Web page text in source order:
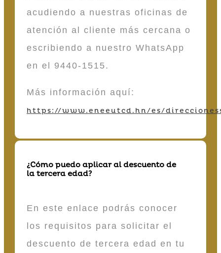
acudiendo a nuestras oficinas de
atención al cliente más cercana o
escribiendo a nuestro WhatsApp
en el 9440-1515.
Más información aquí:
https://www.eneeutcd.hn/es/
¿Cómo puedo aplicar al descuento de
la tercera edad?
En este enlace podrás conocer
los requisitos para solicitar el
descuento de tercera edad en tu